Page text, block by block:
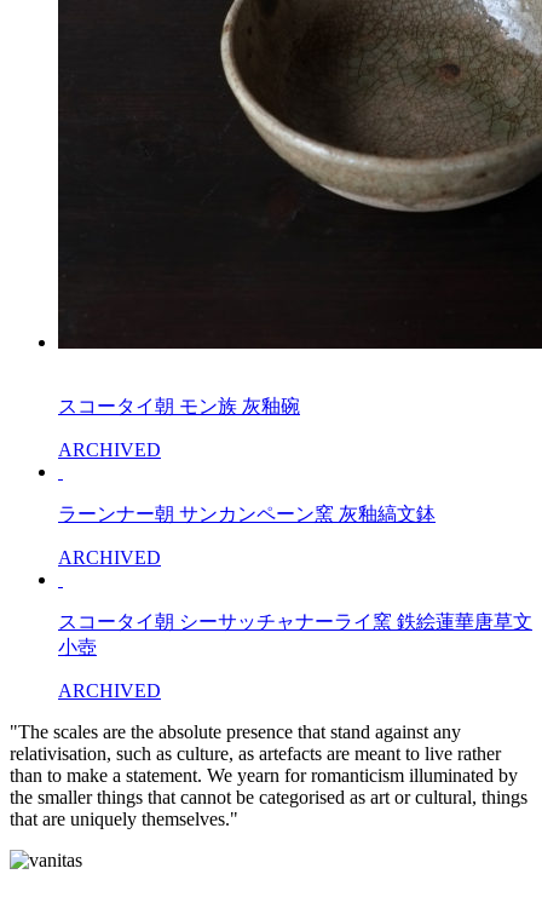
スコータイ朝 モン族 灰釉碗
ARCHIVED
ラーンナー朝 サンカンペーン窯 灰釉縞文鉢
ARCHIVED
スコータイ朝 シーサッチャナーライ窯 鉄絵蓮華唐草文
小壺
ARCHIVED
"The scales are the absolute presence that stand against any
relativisation, such as culture, as artefacts are meant to live rather
than to make a statement. We yearn for romanticism illuminated by
the smaller things that cannot be categorised as art or cultural, things
that are uniquely themselves."